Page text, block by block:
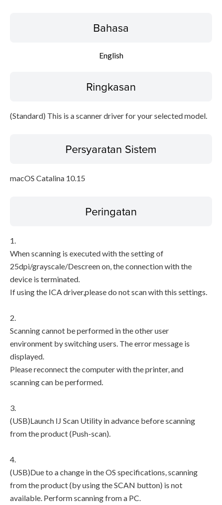
Bahasa
English
Ringkasan
(Standard) This is a scanner driver for your selected model.
Persyaratan Sistem
macOS Catalina 10.15
Peringatan
1.
When scanning is executed with the setting of
25dpi/grayscale/Descreen on, the connection with the
device is terminated.
If using the ICA driver,please do not scan with this settings.
2.
Scanning cannot be performed in the other user
environment by switching users. The error message is
displayed.
Please reconnect the computer with the printer, and
scanning can be performed.
3.
(USB)Launch IJ Scan Utility in advance before scanning
from the product (Push-scan).
4.
(USB)Due to a change in the OS specifications, scanning
from the product (by using the SCAN button) is not
available. Perform scanning from a PC.